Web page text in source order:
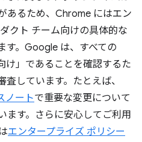
あるため、Chrome にはエン
クト チーム向けの具体的な
す。Google は、すべての
け」であることを確認するた
しています。たとえば、
ノートで重要な変更について
ます。さらに安心してご利用
エンタープライズ ポリシー